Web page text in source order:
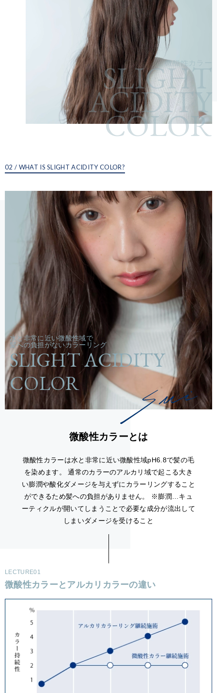
微酸性カラー
SLIGHT
ACIDITY
COLOR
02 / WHAT IS SLIGHT ACIDITY COLOR?
水と非常に近い微酸性域で
髪への負担がないカラーリング
SLIGHT ACIDITY
COLOR
微酸性カラーとは
微酸性カラーは水と非常に近い微酸性域pH6.8で髪の毛
を染めます。 通常のカラーのアルカリ域で起こる大き
い膨潤や酸化ダメージを与えずにカラーリングすること
ができるため髪への負担がありません。
※膨潤…キュ
ーティクルが開いてしまうことで必要な成分が流出して
しまいダメージを受けること
LECTURE01
微酸性カラーとアルカリカラーの違い